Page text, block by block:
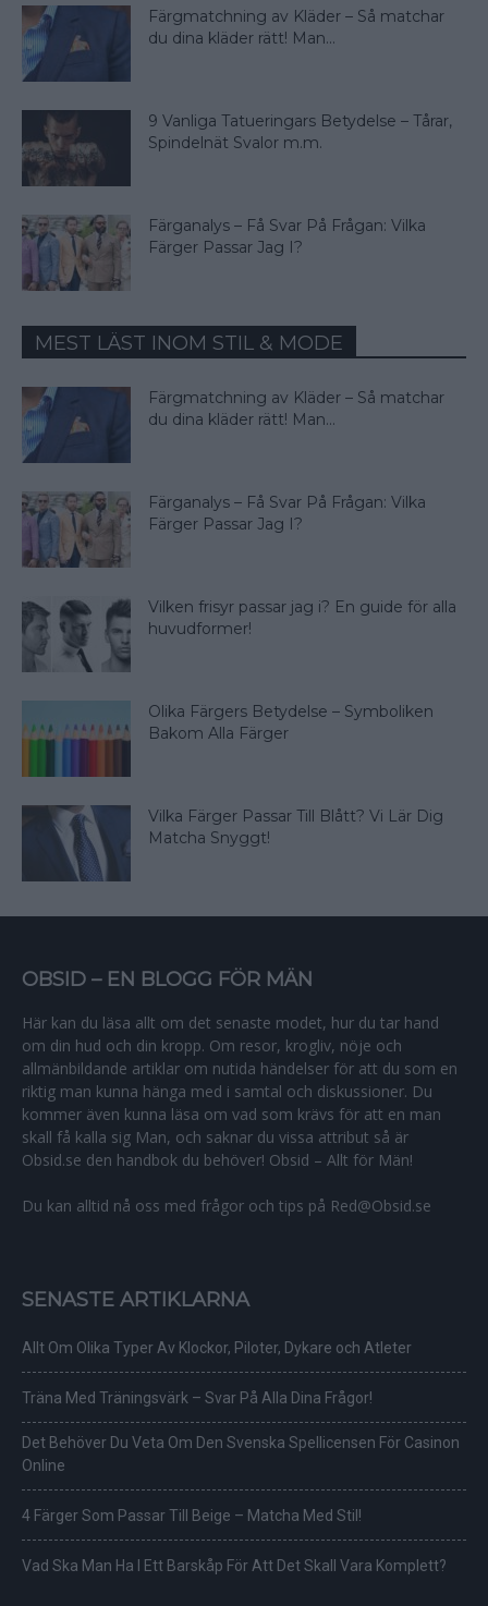
Färgmatchning av Kläder – Så matchar
du dina kläder rätt! Man...
9 Vanliga Tatueringars Betydelse – Tårar,
Spindelnät Svalor m.m.
Färganalys – Få Svar På Frågan: Vilka
Färger Passar Jag I?
MEST LÄST INOM STIL & MODE
Färgmatchning av Kläder – Så matchar
du dina kläder rätt! Man...
Färganalys – Få Svar På Frågan: Vilka
Färger Passar Jag I?
Vilken frisyr passar jag i? En guide för alla
huvudformer!
Olika Färgers Betydelse – Symboliken
Bakom Alla Färger
Vilka Färger Passar Till Blått? Vi Lär Dig
Matcha Snyggt!
OBSID – EN BLOGG FÖR MÄN
Här kan du läsa allt om det senaste modet, hur du tar hand
om din hud och din kropp. Om resor, krogliv, nöje och
allmänbildande artiklar om nutida händelser för att du som en
riktig man kunna hänga med i samtal och diskussioner. Du
kommer även kunna läsa om vad som krävs för att en man
skall få kalla sig Man, och saknar du vissa attribut så är
Obsid.se den handbok du behöver! Obsid – Allt för Män!
Du kan alltid nå oss med frågor och tips på Red@Obsid.se
SENASTE ARTIKLARNA
Allt Om Olika Typer Av Klockor, Piloter, Dykare och Atleter
Träna Med Träningsvärk – Svar På Alla Dina Frågor!
Det Behöver Du Veta Om Den Svenska Spellicensen För Casinon
Online
4 Färger Som Passar Till Beige – Matcha Med Stil!
Vad Ska Man Ha I Ett Barskåp För Att Det Skall Vara Komplett?